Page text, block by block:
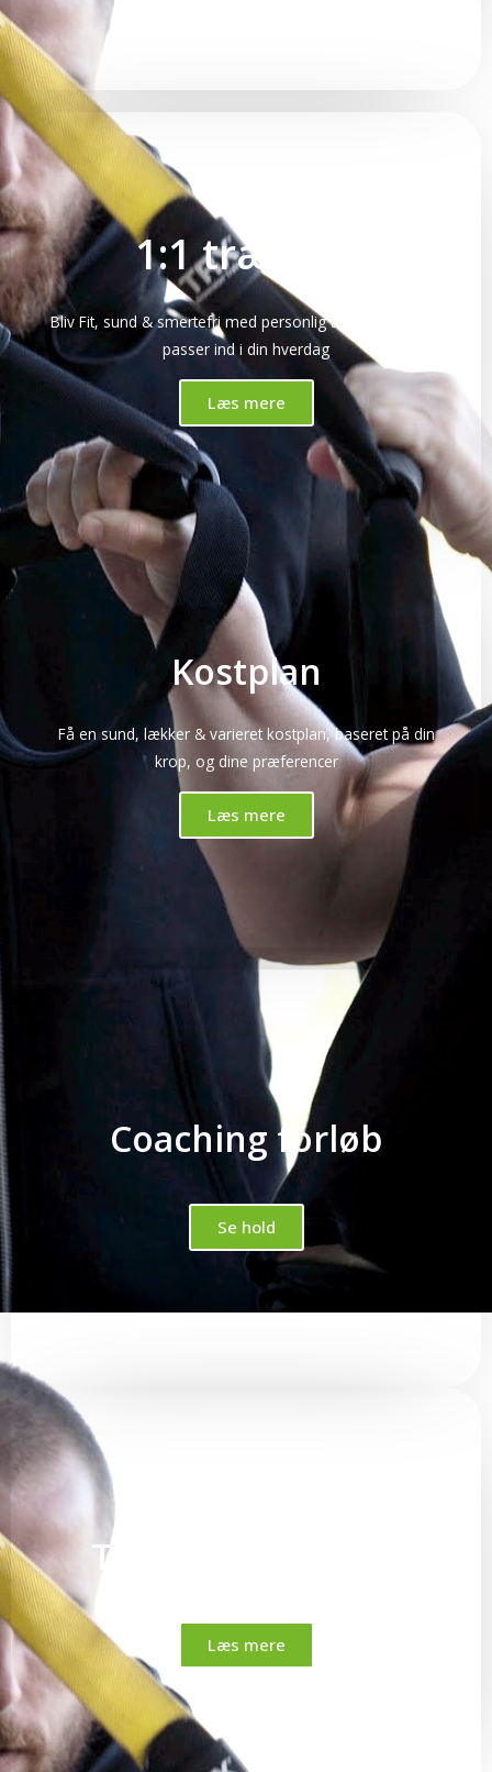
1:1 træning
Bliv Fit, sund & smertefri med personlig træning, når det
passer ind i din hverdag
Læs mere
Kostplan
Få en sund, lækker & varieret kostplan, baseret på din
krop, og dine præferencer
Læs mere
Coaching forløb
Se hold
Træningsprogram
Læs mere